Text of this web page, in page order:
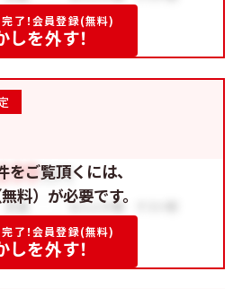
了！会員登録(無料)
しを外す！
をご覧頂くには、
料）が必要です。
了！会員登録(無料)
しを外す！